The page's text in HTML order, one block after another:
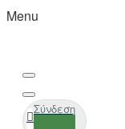
Menu
Σύνδεση